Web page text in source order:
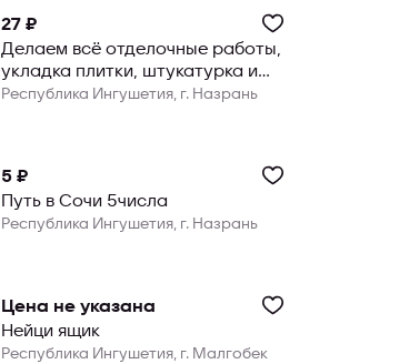
27 ₽
Делаем всё отделочные работы,
укладка плитки, штукатурка и
шпаклёвка,
Республика Ингушетия, г. Назрань
5 ₽
Путь в Сочи 5числа
Республика Ингушетия, г. Назрань
Цена не указана
Нейци ящик
Республика Ингушетия, г. Малгобек